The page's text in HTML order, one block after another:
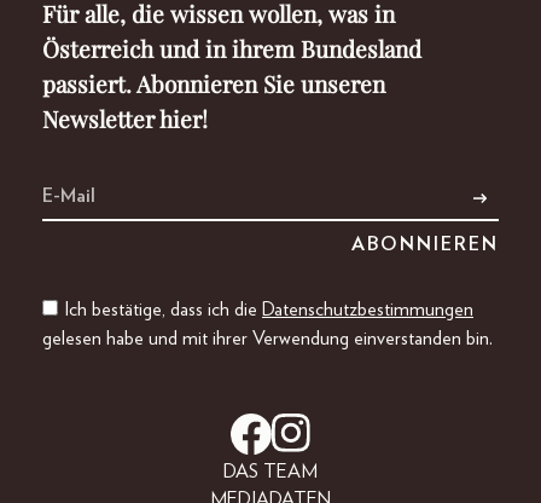
Für alle, die wissen wollen, was in
Österreich und in ihrem Bundesland
passiert. Abonnieren Sie unseren
Newsletter hier!
Ich bestätige, dass ich die Datenschutzbestimmungen
gelesen habe und mit ihrer Verwendung einverstanden bin.
DAS TEAM